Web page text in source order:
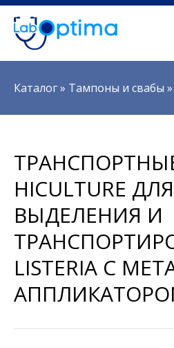
Вы здесь
Каталог» Тампоны и свабы »
HICULTURE ДЛЯ
ВЫДЕЛЕНИЯ И
LISTERIA С